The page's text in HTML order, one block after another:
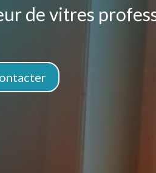
de vitres